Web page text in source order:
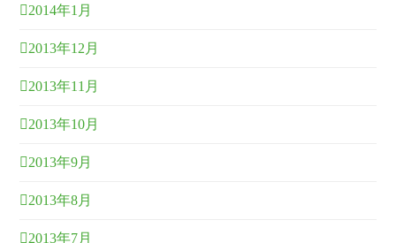
2014年1月
2013年12月
2013年11月
2013年10月
2013年9月
2013年8月
2013年7月